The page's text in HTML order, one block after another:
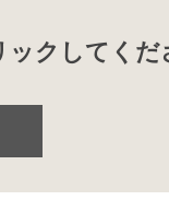
ックしてくだ